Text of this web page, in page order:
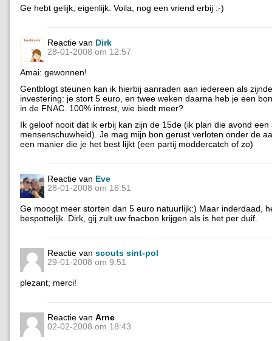
Ge hebt gelijk, eigenlijk. Voila, nog een vriend erbij :-)
Reactie van Dirk
28-01-2008 om 12:57
Amai: gewonnen!
Gentblogt steunen kan ik hierbij aanraden aan iedereen als
investering: je stort 5 euro, en twee weken daarna heb je een
in de FNAC. 100% intrest, wie biedt meer?
Ik geloof nooit dat ik erbij kan zijn de 15de (ik plan die avond een
mensenschuwheid). Je mag mijn bon gerust verloten onder de
een manier die je het best lijkt (een partij moddercatch of zo)
Reactie van Eve
28-01-2008 om 16:51
Ge moogt meer storten dan 5 euro natuurlijk:) Maar inderdaad,
bespottelijk. Dirk, gij zult uw fnacbon krijgen als is het per duif.
Reactie van scouts sint-pol
29-01-2008 om 9:51
plezant; merci!
Reactie van Arne
02-02-2008 om 18:43